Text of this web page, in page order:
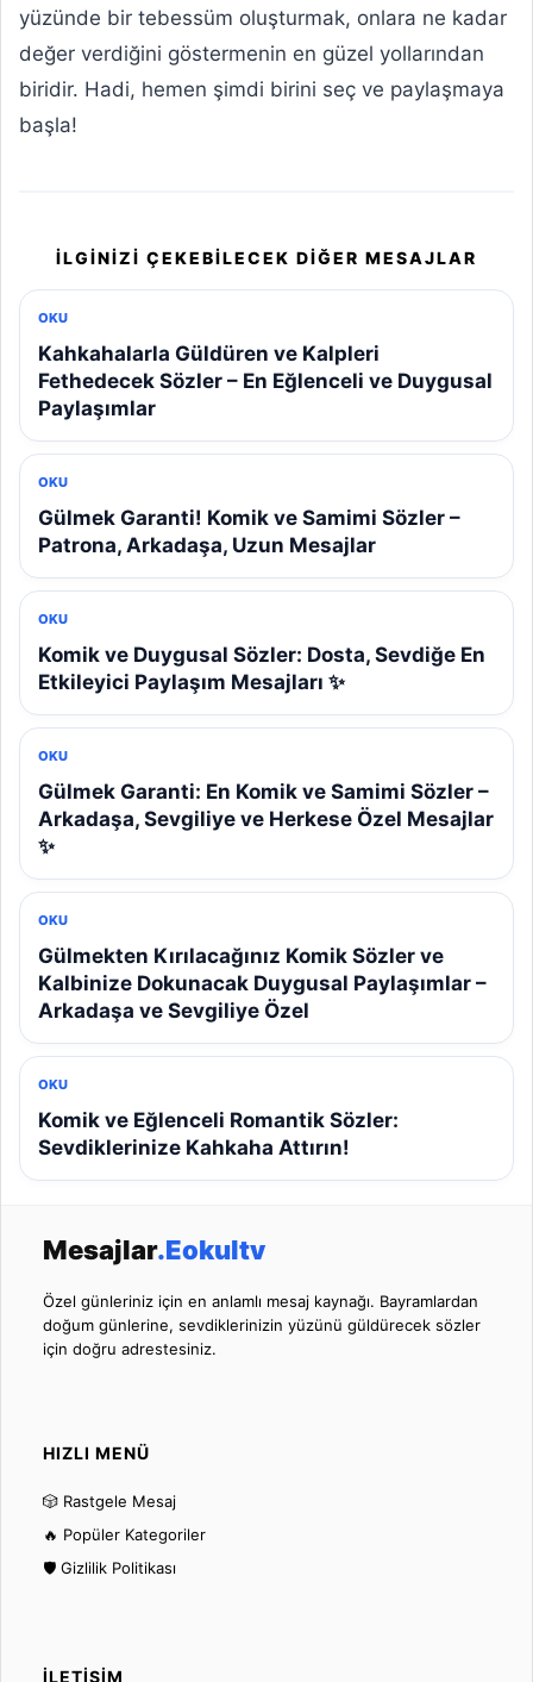
yüzünde bir tebessüm oluşturmak, onlara ne kadar
değer verdiğini göstermenin en güzel yollarından
biridir. Hadi, hemen şimdi birini seç ve paylaşmaya
başla!
İLGINIZI ÇEKEBILECEK DIĞER MESAJLAR
OKU
Kahkahalarla Güldüren ve Kalpleri
Fethedecek Sözler – En Eğlenceli ve Duygusal
Paylaşımlar
OKU
Gülmek Garanti! Komik ve Samimi Sözler –
Patrona, Arkadaşa, Uzun Mesajlar
OKU
Komik ve Duygusal Sözler: Dosta, Sevdiğe En
Etkileyici Paylaşım Mesajları ✨
OKU
Gülmek Garanti: En Komik ve Samimi Sözler –
Arkadaşa, Sevgiliye ve Herkese Özel Mesajlar
✨
OKU
Gülmekten Kırılacağınız Komik Sözler ve
Kalbinize Dokunacak Duygusal Paylaşımlar –
Arkadaşa ve Sevgiliye Özel
OKU
Komik ve Eğlenceli Romantik Sözler:
Sevdiklerinize Kahkaha Attırın!
Mesajlar.Eokultv
Özel günleriniz için en anlamlı mesaj kaynağı. Bayramlardan
doğum günlerine, sevdiklerinizin yüzünü güldürecek sözler
için doğru adrestesiniz.
HIZLI MENÜ
🎲 Rastgele Mesaj
🔥 Popüler Kategoriler
🛡️ Gizlilik Politikası
İLETIŞIM